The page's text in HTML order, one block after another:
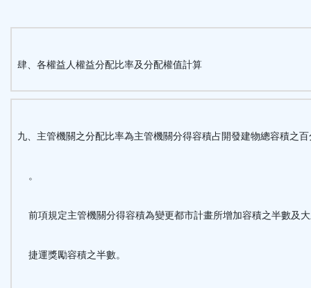
能
按
鈕
區
肆、各權益人權益分配比率及分配權值計算
九、主管機關之分配比率為主管機關分得容積占開發建物總容積之百
。
前項規定主管機關分得容積為變更都市計畫所增加容積之半數及
捷運獎勵容積之半數。